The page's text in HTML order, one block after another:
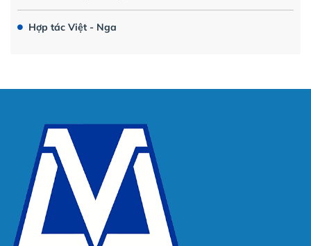
Hợp tác Việt - Nga